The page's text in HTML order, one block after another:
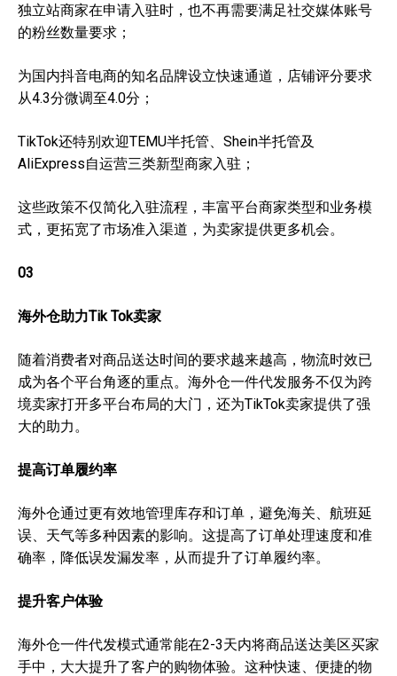
独立站商家在申请入驻时，也不再需要满足社交媒体账号
的粉丝数量要求；
为国内抖音电商的知名品牌设立快速通道，店铺评分要求
从4.3分微调至4.0分；
TikTok还特别欢迎TEMU半托管、Shein半托管及
AliExpress自运营三类新型商家入驻；
这些政策不仅简化入驻流程，丰富平台商家类型和业务模
式，更拓宽了市场准入渠道，为卖家提供更多机会。
03
海外仓助力Tik Tok卖家
随着消费者对商品送达时间的要求越来越高，物流时效已
成为各个平台角逐的重点。海外仓一件代发服务不仅为跨
境卖家打开多平台布局的大门，还为TikTok卖家提供了强
大的助力。
提高订单履约率
海外仓通过更有效地管理库存和订单，避免海关、航班延
误、天气等多种因素的影响。这提高了订单处理速度和准
确率，降低误发漏发率，从而提升了订单履约率。
提升客户体验
海外仓一件代发模式通常能在2-3天内将商品送达美区买家
手中，大大提升了客户的购物体验。这种快速、便捷的物